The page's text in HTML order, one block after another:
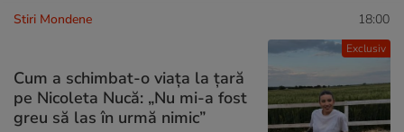
Exclusiv
Stiri Mondene 18:00
Cum a schimbat-o viața la țară
pe Nicoleta Nucă: „Nu mi-a fost
greu să las în urmă nimic”